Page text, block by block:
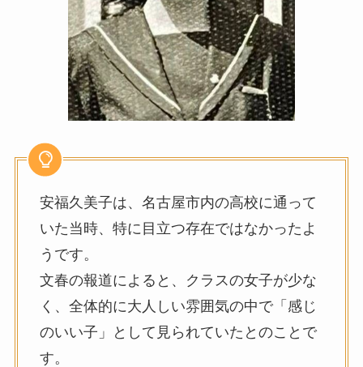
安福久美子は、名古屋市内の高校に通って
いた当時、特に目立つ存在ではなかったよ
うです。
文春の報道によると、クラスの女子が少な
く、全体的に大人しい雰囲気の中で「感じ
のいい子」として見られていたとのことで
す。